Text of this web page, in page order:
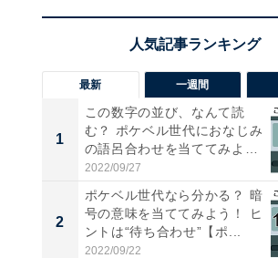
最新 一週間
1
この数字の並び、なんて読
む？ ポケベル世代におなじみ
の語呂合わせを当ててみよう
【...
2022/09/27
2
ポケベル世代なら分かる？ 暗
号の意味を当ててみよう！ ヒ
ントは“待ち合わせ”【ポ...
2022/09/22